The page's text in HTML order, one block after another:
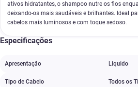
ativos hidratantes, o shampoo nutre os fios
deixando-os mais saudáveis e brilhantes. Ideal
cabelos mais luminosos e com toque sedoso.
Especificações
Apresentação Liquido
Tipo de Cabelo Todos os